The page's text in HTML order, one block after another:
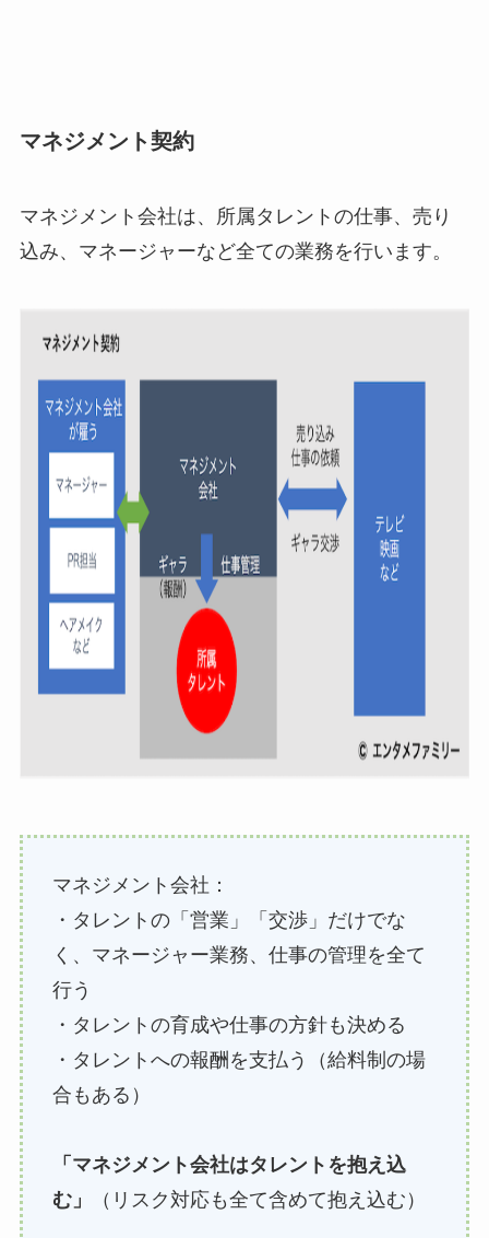
マネジメント契約
マネジメント会社は、所属タレントの仕事、売り
込み、マネージャーなど全ての業務を行います。
マネジメント会社：
・タレントの「営業」「交渉」だけでな
く、マネージャー業務、仕事の管理を全て
行う
・タレントの育成や仕事の方針も決める
・タレントへの報酬を支払う（給料制の場
合もある）
「マネジメント会社はタレントを抱え込
む」
（リスク対応も全て含めて抱え込む）